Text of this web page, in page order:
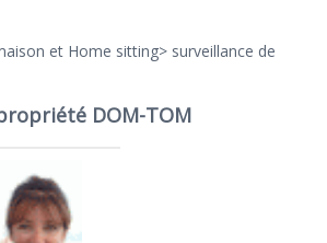
et Home sitting> surveillance de
DOM-TOM